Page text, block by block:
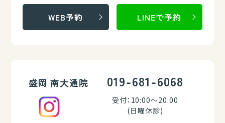
WEB予約 LINEで予約
盛岡 南大通院 019-681-6068
受付：10:00～20:00
(日曜休診)